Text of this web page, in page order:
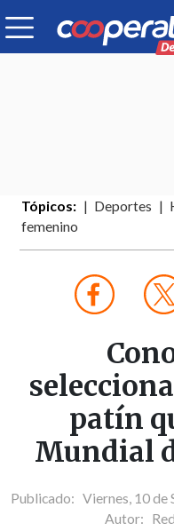
Tópicos: Deportes
femenino
patín
Mundial
Publicado: Viernes, 10 de
Autor: